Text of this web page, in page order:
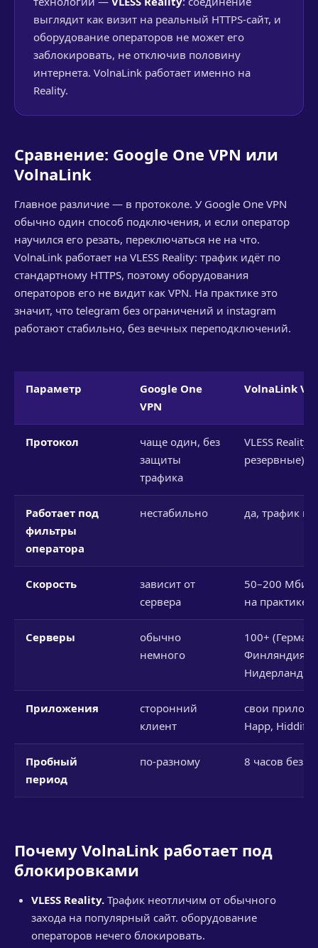
выглядит как визит на реальный HTTPS-сайт, и
оборудование операторов не может его
заблокировать, не отключив половину
интернета. VolnaLink работает именно на
Reality.
Сравнение: Google One VPN или
VolnaLink
Главное различие — в протоколе. У Google One VPN
обычно один способ подключения, и если оператор
научился его резать, переключаться не на что.
VolnaLink работает на VLESS Reality: трафик идёт по
стандартному HTTPS, поэтому оборудования
операторов его не видит как VPN. На практике это
значит, что telegram без ограничений и instagram
работают стабильно, без вечных переподключений.
Параметр
Google One
VPN
VolnaLink
Протокол
чаще один, без
защиты
трафика
VLESS Reality
резервные)
Работает под
фильтры
оператора
нестабильно да, трафик
Скорость
зависит от
сервера
50–200
на практике)
Серверы
обычно
немного
100+
Финляндия,
Нидерланды
Приложения
сторонний
клиент
свои
Happ, Hiddify
Пробный
период
по-разному 8 часов без
Почему VolnaLink работает под
блокировками
VLESS Reality. Трафик неотличим от обычного
захода на популярный сайт. оборудование
операторов нечего блокировать.